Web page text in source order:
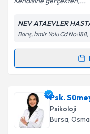
NEV ATAEVLER
Barış, İzmir Yolu Cd
Randevu
Psk. Bahar
oluşturun. Size bu
takvim
Psk.
Psikoloji
Bursa,